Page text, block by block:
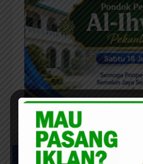
Posts List